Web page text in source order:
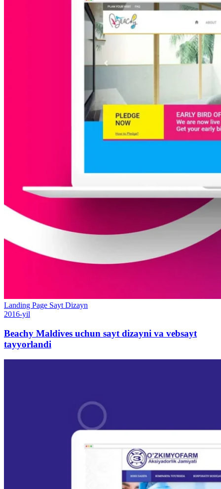
Landing Page Sayt Dizayn
2016-yil
Beachy Maldives uchun sayt dizayni va vebsayt
tayyorlandi